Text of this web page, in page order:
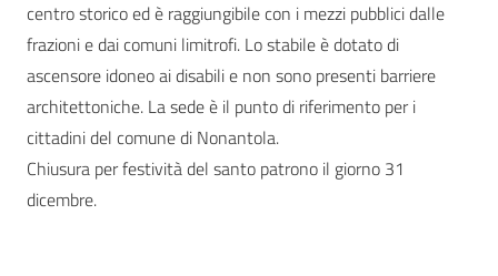
centro storico ed è raggiungibile con i mezzi pubblici dalle
frazioni e dai comuni limitrofi. Lo stabile è dotato di
ascensore idoneo ai disabili e non sono presenti barriere
architettoniche. La sede è il punto di riferimento per i
cittadini del comune di Nonantola.
Chiusura per festività del santo patrono il giorno 31
dicembre.